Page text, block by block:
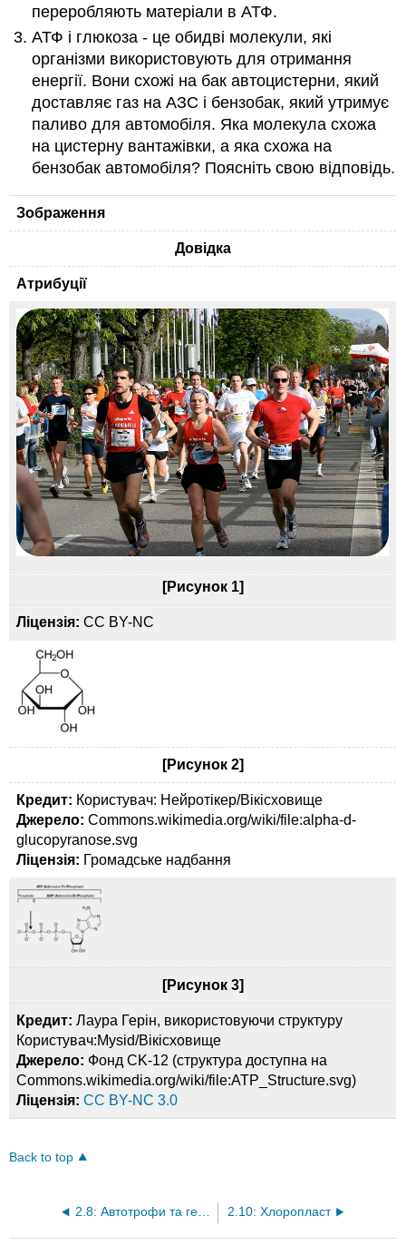
переробляють матеріали в АТФ.
АТФ і глюкоза - це обидві молекули, які
організми використовують для отримання
енергії. Вони схожі на бак автоцистерни, який
доставляє газ на АЗС і бензобак, який утримує
паливо для автомобіля. Яка молекула схожа
на цистерну вантажівки, а яка схожа на
бензобак автомобіля? Поясніть свою відповідь.
Зображення
Довідка
Атрибуції
[Рисунок 1]
Ліцензія: CC BY-NC
[Рисунок 2]
Кредит: Користувач: Нейротікер/Вікісховище
Джерело: Commons.wikimedia.org/wiki/file:alpha-d-
glucopyranose.svg
Ліцензія: Громадське надбання
[Рисунок 3]
Кредит: Лаура Герін, використовуючи структуру
Користувач:Mysid/Вікісховище
Джерело: Фонд CK-12 (структура доступна на
Commons.wikimedia.org/wiki/file:ATP_Structure.svg)
Ліцензія: CC BY-NC 3.0
Back to top
2.10: Хлоропласт